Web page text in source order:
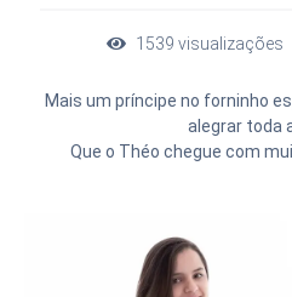
1539 visualizações
Mais um príncipe no forninho
alegrar toda
Que o Théo chegue com